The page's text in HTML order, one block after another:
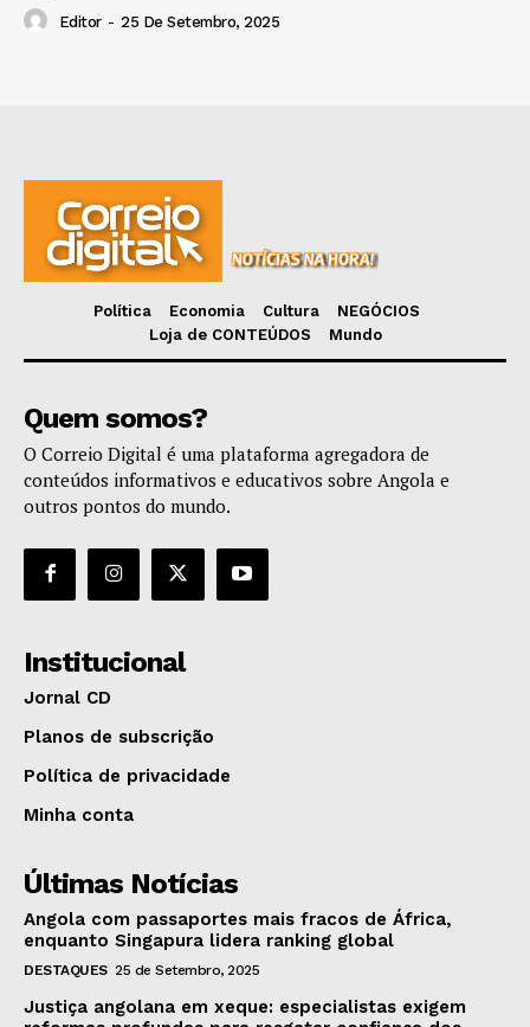
Editor - 25 De Setembro, 2025
Política Economia Cultura
NEGÓCIOS
Loja de CONTEÚDOS
Mundo
Quem somos?
O Correio Digital é uma plataforma agregadora de
conteúdos informativos e educativos sobre Angola e
outros pontos do mundo.
Institucional
Jornal CD
Planos de subscrição
Política de privacidade
Minha conta
Últimas Notícias
Angola com passaportes mais fracos de África,
enquanto Singapura lidera ranking global
DESTAQUES 25 de Setembro, 2025
Justiça angolana em xeque: especialistas exigem